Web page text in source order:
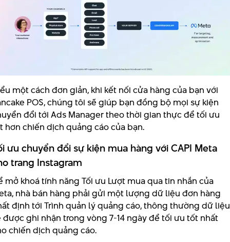
một cách đơn giản, khi kết nối cửa hàng của bạn với
POS, chúng tôi sẽ giúp bạn đồng bộ mọi sự kiện
đổi tới Ads Manager theo thời gian thực để tối ưu
hơn chiến dịch quảng cáo của bạn.
ưu chuyển đổi sự kiện mua hàng với CAPI Meta
trang Instagram
mở khoá tính năng Tối ưu Lượt mua qua tin nhắn của
nhà bán hàng phải gửi một lượng dữ liệu đơn hàng
định tới Trình quản lý quảng cáo, thông thường dữ liệu
được ghi nhận trong vòng 7-14 ngày để tối ưu tốt nhất
chiến dịch quảng cáo.